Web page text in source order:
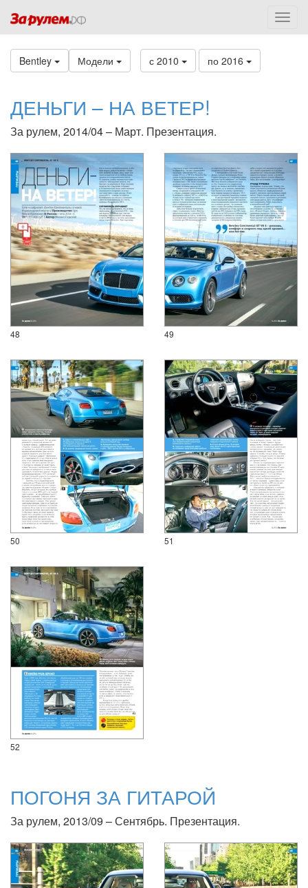
Bentley Модели с 2010 по 2016
ДЕНЬГИ – НА ВЕТЕР!
За рулем, 2014/04 – Март. Презентация.
48 49
50 51
52
ПОГОНЯ ЗА ГИТАРОЙ
За рулем, 2013/09 – Сентябрь. Презентация.